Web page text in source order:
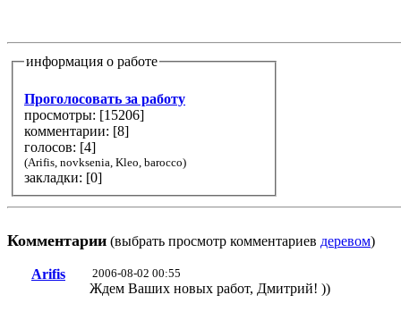
информация о работе
Проголосовать за работу
просмотры: [15206]
комментарии: [8]
голосов: [4]
(Arifis, novksenia, Kleo, barocco)
закладки: [0]
Комментарии (выбрать просмотр комментариев деревом)
Arifis 2006-08-02 00:55
Ждем Ваших новых работ, Дмитрий! ))